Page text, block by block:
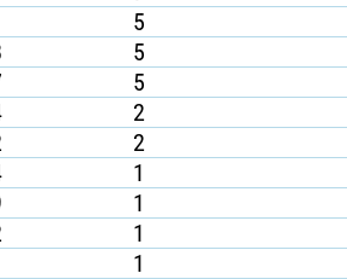
5
5
5
2
2
1
1
1
1